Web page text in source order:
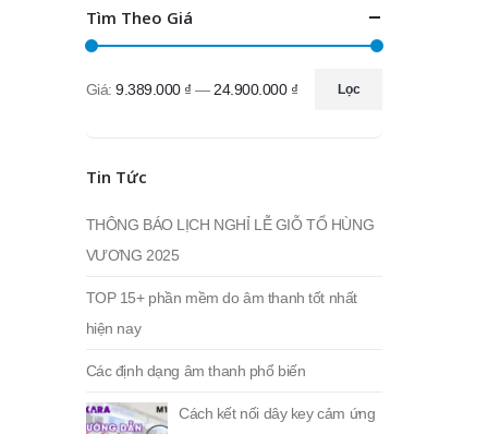
Tìm Theo Giá
thấp
cao
Lọc
Giá:9.389.000 ₫ — 24.900.000 ₫
Tin Tức
THÔNG BÁO LỊCH NGHỈ LỄ GIỖ TỔ HÙNG
VƯƠNG 2025
TOP 15+ phần mềm do âm thanh tốt nhất
hiện nay
Các định dạng âm thanh phổ biến
Cách kết nối dây key cảm ứng